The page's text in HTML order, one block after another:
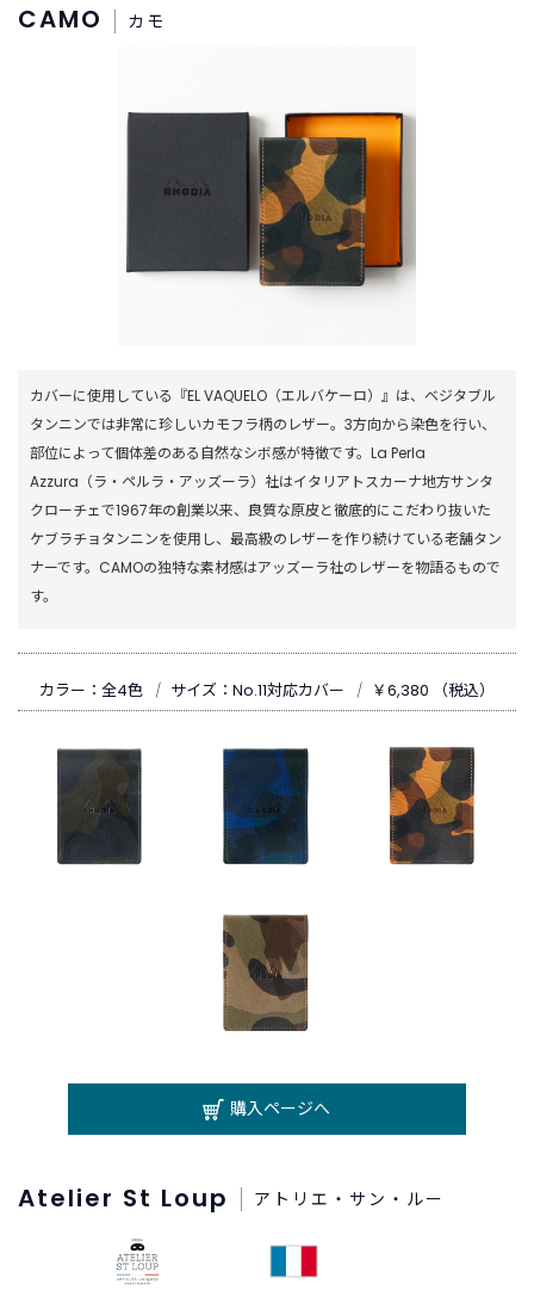
CAMO カモ
カバーに使用している『EL VAQUELO（エルバケーロ）』は、ベジタブル
タンニンでは非常に珍しいカモフラ柄のレザー。3方向から染色を行い、
部位によって個体差のある自然なシボ感が特徴です。La Perla
Azzura（ラ・ペルラ・アッズーラ）社はイタリアトスカーナ地方サンタ
クローチェで1967年の創業以来、良質な原皮と徹底的にこだわり抜いた
ケブラチョタンニンを使用し、最高級のレザーを作り続けている老舗タン
ナーです。CAMOの独特な素材感はアッズーラ社のレザーを物語るもので
す。
カラー：全4色 ｜ サイズ：No.11対応カバー ｜ ￥6,380 （税込）
購入ページへ
Atelier St Loup アトリエ・サン・ルー